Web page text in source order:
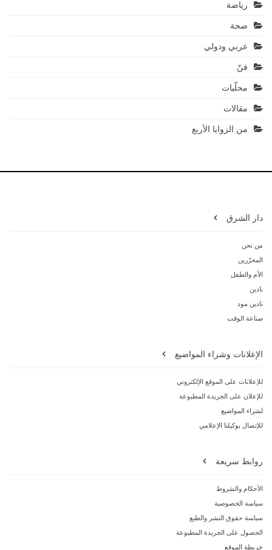
رياضة
صحة
عربي ودولي
فنّ
محلّيات
مقالات
من الزوايا الأربع
دار الشرق
من نحن
المحرّرين
الأم والطفل
نادين
نادين مود
صناعة الوقت
الإعلانات وشراء المواضيع
للإعلانات على الموقع الإلكتروني
للإعلان على الجريدة المطبوعة
لشراء المواضيع
للإتصال بوكيلنا الإعلامي
روابط سريعة
الأحكام والشروط
سياسة الخصوصية
سياسة حقوق النشر والطبع
الحصول على الجريدة المطبوعة
خريطة الموقع